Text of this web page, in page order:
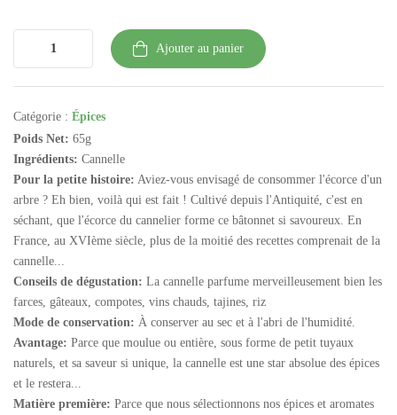
Ajouter au panier
Catégorie : Épices
Poids Net: 65g
Ingrédients: Cannelle
Pour la petite histoire: Aviez-vous envisagé de consommer l'écorce d'un
arbre ? Eh bien, voilà qui est fait ! Cultivé depuis l'Antiquité, c'est en
séchant, que l'écorce du cannelier forme ce bâtonnet si savoureux. En
France, au XVIème siècle, plus de la moitié des recettes comprenait de la
cannelle...
Conseils de dégustation: La cannelle parfume merveilleusement bien les
farces, gâteaux, compotes, vins chauds, tajines, riz
Mode de conservation: À conserver au sec et à l'abri de l'humidité.
Avantage: Parce que moulue ou entière, sous forme de petit tuyaux
naturels, et sa saveur si unique, la cannelle est une star absolue des épices
et le restera...
Matière première: Parce que nous sélectionnons nos épices et aromates